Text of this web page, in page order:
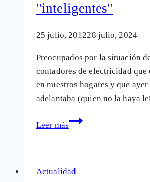
"puertas
"inteligentes"
25 julio, 201228 julio, 2024
Preocupados por la situación
contadores de electricidad que
en nuestros hogares y que ayer
adelantaba (quien no la haya
Leer más
No
salud
Actualidad